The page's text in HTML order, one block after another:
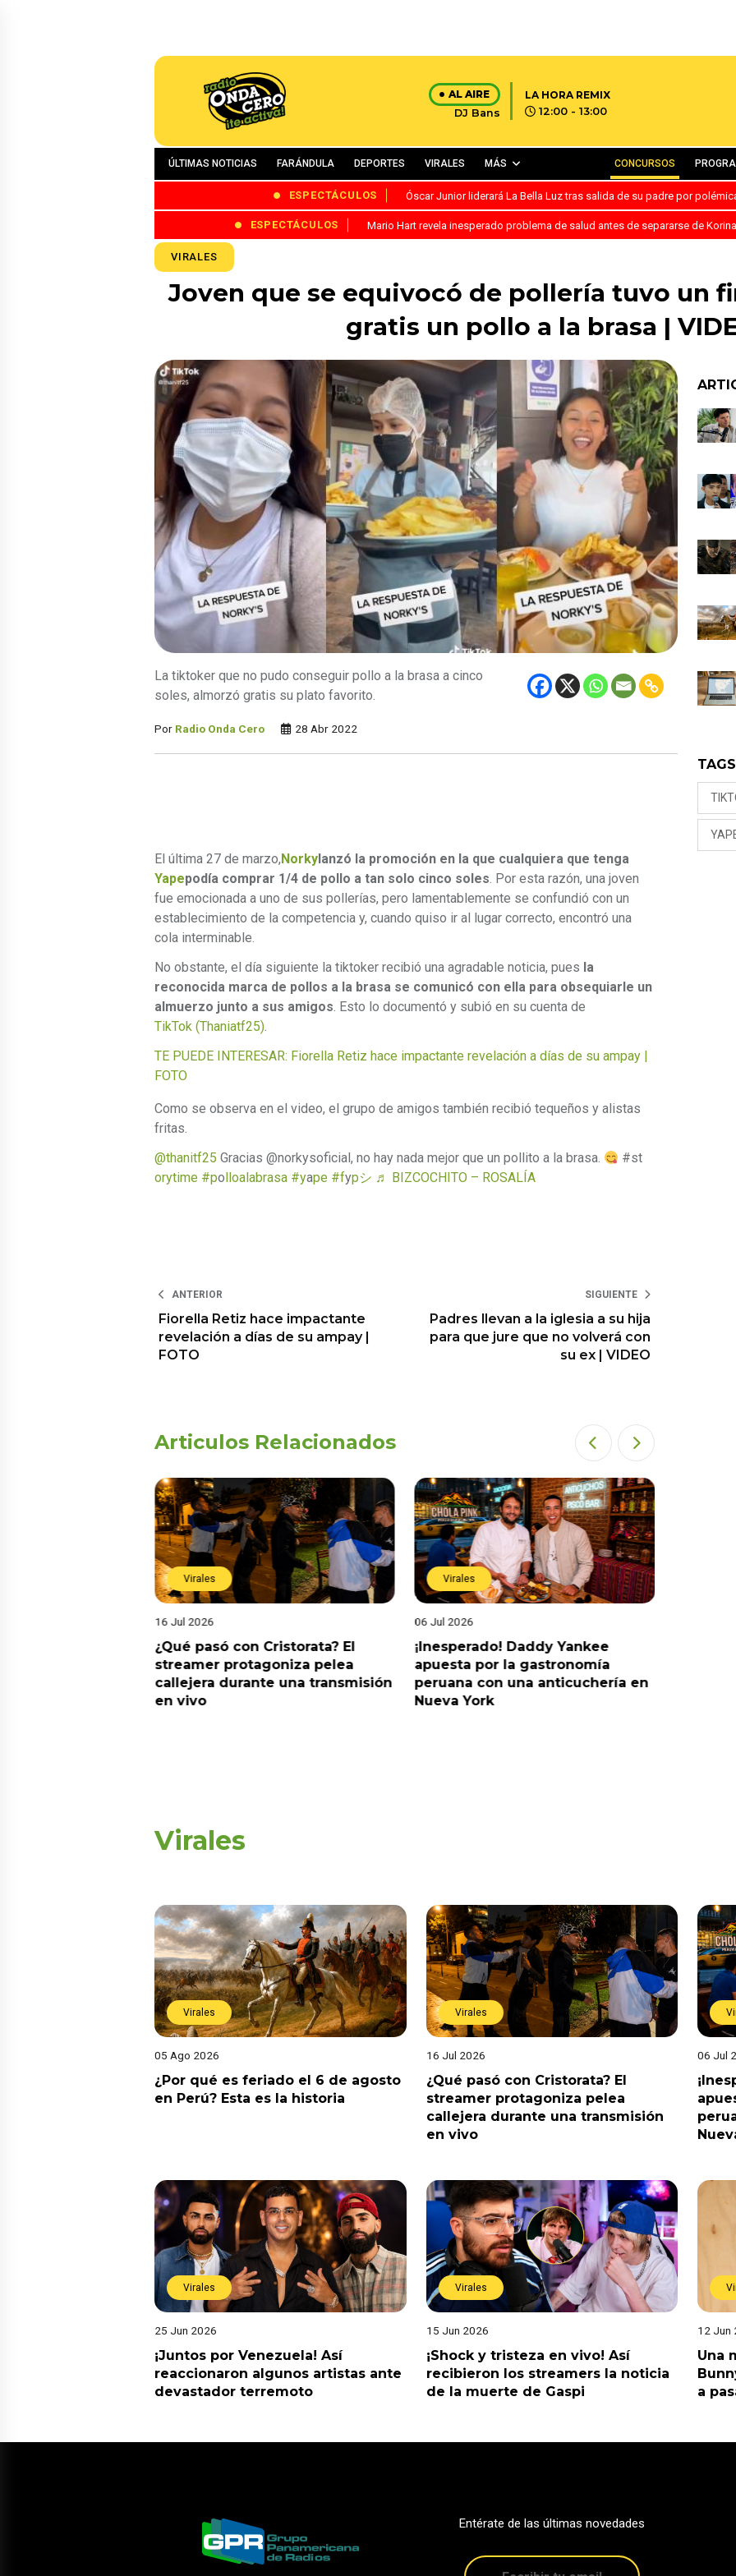
AL AIRE
DJ Bans
LA HORA REMIX
12:00 - 13:00
ÚLTIMAS NOTICIAS FARÁNDULA DEPORTES VIRALES MÁS CONCURSOS
ESPECTÁCULOS Óscar Junior liderará La Bella Luz tras salida de su padre por
ESPECTÁCULOS Mario Hart revela inesperado problema de salud antes de separarse de
VIRALES
Joven que se equivocó de pollería tuvo un
gratis un pollo a la brasa |
La tiktoker que no pudo conseguir pollo a la brasa a cinco
soles, almorzó gratis su plato favorito.
Por Radio Onda Cero 28 Abr 2022
El última 27 de marzo,Norkylanzó la promoción en la que cualquiera que tenga
Yapepodía comprar 1/4 de pollo a tan solo cinco soles. Por esta razón, una joven
fue emocionada a uno de sus pollerías, pero lamentablemente se confundió con un
establecimiento de la competencia y, cuando quiso ir al lugar correcto, encontró una
cola interminable.
No obstante, el día siguiente la tiktoker recibió una agradable noticia, pues la
reconocida marca de pollos a la brasa se comunicó con ella para obsequiarle un
almuerzo junto a sus amigos. Esto lo documentó y subió en su cuenta de
TikTok (Thaniatf25).
TE PUEDE INTERESAR: Fiorella Retiz hace impactante revelación a días de su ampay |
FOTO
Como se observa en el video, el grupo de amigos también recibió tequeños y alistas
fritas.
@thanitf25 Gracias @norkysoficial, no hay nada mejor que un pollito a la brasa.
#st
orytime #polloalabrasa #yape #fypシ ♬ BIZCOCHITO – ROSALÍA
ANTERIOR
Fiorella Retiz hace impactante
revelación a días de su ampay |
FOTO
SIGUIENTE
Padres llevan a la iglesia a su hija
para que jure que no volverá con
su ex | VIDEO
Articulos Relacionados
Virales
16 Jul 2026
¿Qué pasó con Cristorata? El
streamer protagoniza pelea
callejera durante una transmisión
en vivo
Virales
06 Jul 2026
¡Inesperado! Daddy Yankee
apuesta por la gastronomía
peruana con una anticuchería en
Nueva York
TAGS
Virales
Virales
05 Ago 2026
¿Por qué es feriado el 6 de agosto
en Perú? Esta es la historia
Virales
16 Jul 2026
¿Qué pasó con Cristorata? El
streamer protagoniza pelea
callejera durante una transmisión
en vivo
06 Jul
Virales
25 Jun 2026
¡Juntos por Venezuela! Así
reaccionaron algunos artistas ante
devastador terremoto
Virales
15 Jun 2026
¡Shock y tristeza en vivo! Así
recibieron los streamers la noticia
de la muerte de Gaspi
12 Jun
Una
a
Entérate de las últimas novedades